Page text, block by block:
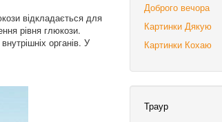
відкладається для
рівня глюкози.
органів. У
Доброго вечора
Картинки Дякую
Картинки Кохаю
Траур